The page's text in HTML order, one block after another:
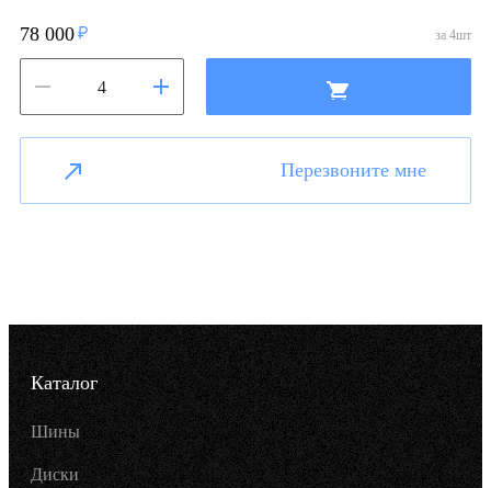
78 000 за 4шт
Перезвоните мне
Каталог
Шины
Диски